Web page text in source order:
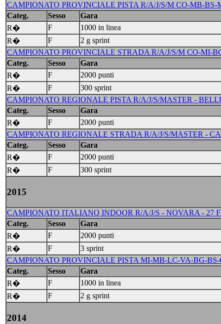
CAMPIONATO PROVINCIALE PISTA R/A/J/S/M CO-MB-
Categ.
Sesso
Gara
R�
F
1000 in linea
R�
F
2 g sprint
CAMPIONATO PROVINCIALE STRADA R/A/J/S/M CO-MI-
Categ.
Sesso
Gara
R�
F
2000 punti
R�
F
300 sprint
CAMPIONATO REGIONALE PISTA R/A/J/S/MASTER -
Categ.
Sesso
Gara
R�
F
2000 punti
CAMPIONATO REGIONALE STRADA R/A/J/S/MASTER -
Categ.
Sesso
Gara
R�
F
2000 punti
R�
F 300 sprint
2015
CAMPIONATO ITALIANO INDOOR R/A/J/S - NOVARA - 27
Categ.
Sesso
Gara
R�
F
2000 punti
R�
F
3 sprint
CAMPIONATO PROVINCIALE PISTA MI-MB-LC-VA-BG-
Categ.
Sesso
Gara
R�
F
1000 in linea
R�
F 2 g sprint
2014